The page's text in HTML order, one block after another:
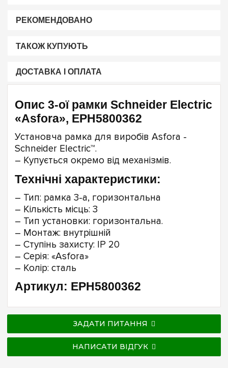
РЕКОМЕНДОВАНО
ТАКОЖ КУПУЮТЬ
ДОСТАВКА І ОПЛАТА
Опис 3-ої рамки Schneider Electric
«Asfora», EPH5800362
Установча рамка для виробів Asfora -
Schneider Electric™.
– Купується окремо від механізмів.
Технічні характеристики:
– Тип: рамка 3-а, горизонтальна
– Кількість місць: 3
– Тип установки: горизонтальна.
– Монтаж: внутрішній
– Ступінь захисту: IP 20
– Серія: «Asfora»
– Колір: сталь
Артикул: EPH5800362
ЗАДАТИ ПИТАННЯ
НАПИСАТИ ВІДГУК